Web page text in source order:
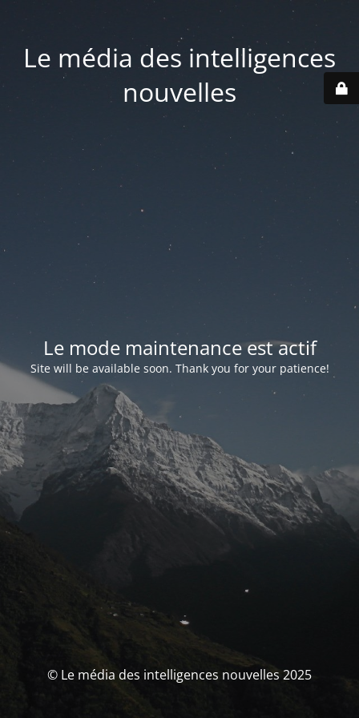
Le média des intelligences
nouvelles
Le mode maintenance est actif
Site will be available soon. Thank you for your patience!
© Le média des intelligences nouvelles 2025